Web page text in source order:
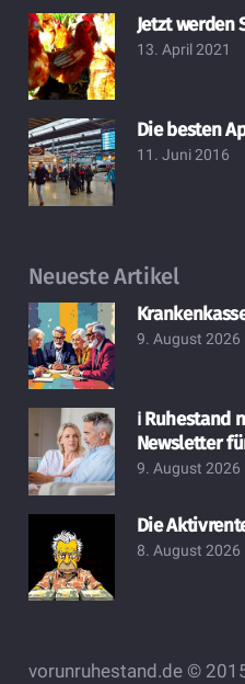
Jetzt
13. April 2021
Die besten
11. Juni 2016
Neueste Artikel
9. August 2026
ℹ️ Ruhestand
Newsletter
9. August 2026
Die
8. August 2026
vorunruhestand.de ©